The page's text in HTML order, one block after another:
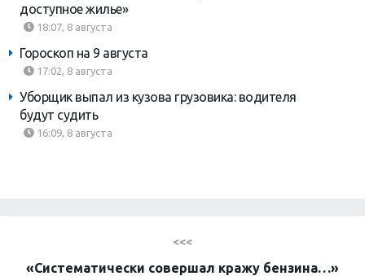
доступное жилье»
18:07, 8 августа
Гороскоп на 9 августа
17:02, 8 августа
Уборщик выпал из кузова грузовика: водителя
будут судить
16:09, 8 августа
<<<
«Систематически совершал кражу бензина…»